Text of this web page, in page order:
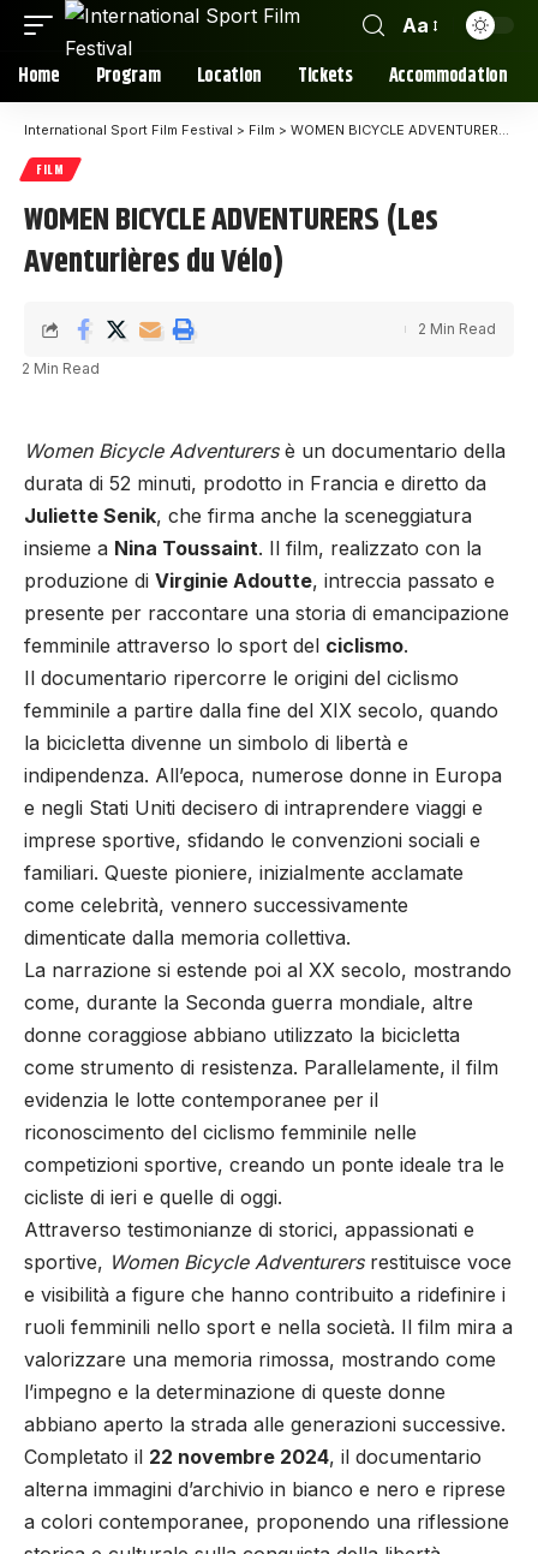
Aa
Home Program Location Tickets Accommodation
International Sport Film Festival > Film > WOMEN BICYCLE ADVENTURERS (Les Aventurières du Vélo)
FILM
WOMEN BICYCLE ADVENTURERS (Les
Aventurières du Vélo)
2 Min Read
2 Min Read
Women Bicycle Adventurersè un documentario della
durata di 52 minuti, prodotto in Francia e diretto da
Juliette Senik, che firma anche la sceneggiatura
insieme a Nina Toussaint. Il film, realizzato con la
produzione di Virginie Adoutte, intreccia passato e
presente per raccontare una storia di emancipazione
femminile attraverso lo sport del ciclismo.
Il documentario ripercorre le origini del ciclismo
femminile a partire dalla fine del XIX secolo, quando
la bicicletta divenne un simbolo di libertà e
indipendenza. All’epoca, numerose donne in Europa
e negli Stati Uniti decisero di intraprendere viaggi e
imprese sportive, sfidando le convenzioni sociali e
familiari. Queste pioniere, inizialmente acclamate
come celebrità, vennero successivamente
dimenticate dalla memoria collettiva.
La narrazione si estende poi al XX secolo, mostrando
come, durante la Seconda guerra mondiale, altre
donne coraggiose abbiano utilizzato la bicicletta
come strumento di resistenza. Parallelamente, il film
evidenzia le lotte contemporanee per il
riconoscimento del ciclismo femminile nelle
competizioni sportive, creando un ponte ideale tra le
cicliste di ieri e quelle di oggi.
Attraverso testimonianze di storici, appassionati e
sportive, Women Bicycle Adventurersrestituisce voce
e visibilità a figure che hanno contribuito a ridefinire i
ruoli femminili nello sport e nella società. Il film mira a
valorizzare una memoria rimossa, mostrando come
l’impegno e la determinazione di queste donne
abbiano aperto la strada alle generazioni successive.
Completato il 22 novembre 2024, il documentario
alterna immagini d’archivio in bianco e nero e riprese
a colori contemporanee, proponendo una riflessione